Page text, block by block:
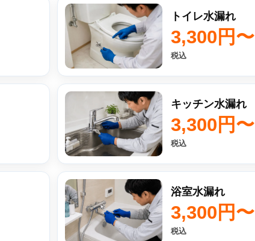
トイレ水漏れ
3,300円〜
税込
キッチン水漏れ
3,300円〜
税込
浴室水漏れ
3,300円〜
税込